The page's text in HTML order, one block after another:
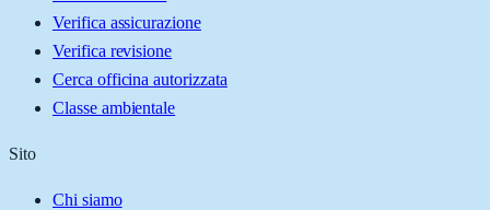
Verifica assicurazione
Verifica revisione
Cerca officina autorizzata
Classe ambientale
Sito
Chi siamo